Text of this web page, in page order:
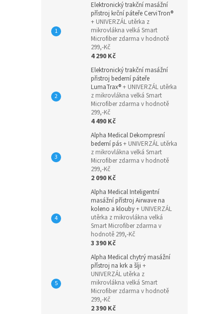
Elektronický trakční masážní
přístroj krční páteře CerviTron®
+ UNIVERZÁL utěrka z
mikrovlákna velká Smart
Microfiber zdarma v hodnotě
299,-Kč
4 290 Kč
Elektronický trakční masážní
přistroj bederní páteře
LumaTrax®+ UNIVERZÁL utěrka
z mikrovlákna velká Smart
Microfiber zdarma v hodnotě
299,-Kč
4 490 Kč
Alpha Medical Dekompresní
bederní pás+ UNIVERZÁL utěrka
z mikrovlákna velká Smart
Microfiber zdarma v hodnotě
299,-Kč
2 090 Kč
Alpha Medical Inteligentní
masážní přístroj Airwave na
koleno a klouby+ UNIVERZÁL
utěrka z mikrovlákna velká
Smart Microfiber zdarma v
hodnotě 299,-Kč
3 390 Kč
Alpha Medical chytrý masážní
přístroj na krk a šíji +
UNIVERZÁL utěrka z
mikrovlákna velká Smart
Microfiber zdarma v hodnotě
299,-Kč
2 390 Kč